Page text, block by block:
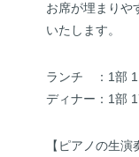
お席が埋まりや
いたします。
ランチ ：1部
ディナー：1部
【ピアノの生演